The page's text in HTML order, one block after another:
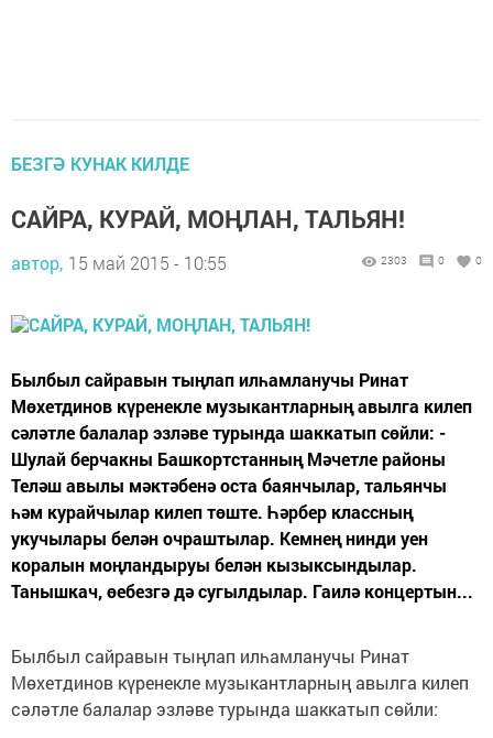
БЕЗГӘ КУНАК КИЛДЕ
САЙРА, КУРАЙ, МОҢЛАН, ТАЛЬЯН!
автор, 15 май 2015 - 10:55 2303 0 0
Былбыл сайравын тыңлап илһамланучы Ринат
Мөхетдинов күренекле музыкантларның авылга килеп
сәләтле балалар эзләве турында шаккатып сөйли: -
Шулай берчакны Башкортстанның Мәчетле районы
Теләш авылы мәктәбенә оста баянчылар, тальянчы
һәм курайчылар килеп төште. Һәрбер классның
укучылары белән очраштылар. Кемнең нинди уен
коралын моңландыруы белән кызыксындылар.
Танышкач, өебезгә дә сугылдылар. Гаилә концертын...
Былбыл сайравын тыңлап илһамланучы Ринат
Мөхетдинов күренекле музыкантларның авылга килеп
сәләтле балалар эзләве турында шаккатып сөйли: